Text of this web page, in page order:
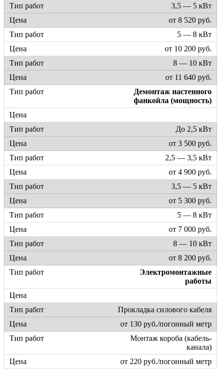
3,5 — 5 кВт
от 8 520 руб.
5 — 8 кВт
от 10 200 руб.
8 — 10 кВт
от 11 640 руб.
Демонтаж настенного
фанкойла (мощность)
До 2,5 кВт
от 3 500 руб.
2,5 — 3,5 кВт
от 4 900 руб.
3,5 — 5 кВт
от 5 300 руб.
5 — 8 кВт
от 7 000 руб.
8 — 10 кВт
от 8 200 руб.
Электромонтажные
работы
Прокладка силового кабеля
от 130 руб./погонный метр
Монтаж короба (кабель-
канала)
от 220 руб./погонный метр